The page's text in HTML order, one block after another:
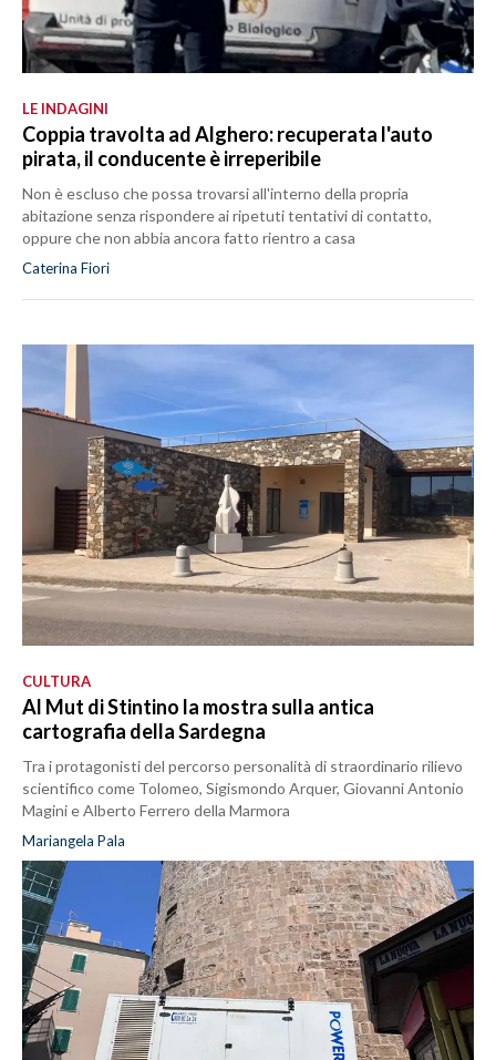
LE INDAGINI
Coppia travolta ad Alghero: recuperata l'auto
pirata, il conducente è irreperibile
Non è escluso che possa trovarsi all'interno della propria
abitazione senza rispondere ai ripetuti tentativi di contatto,
oppure che non abbia ancora fatto rientro a casa
Caterina Fiori
CULTURA
Al Mut di Stintino la mostra sulla antica
cartografia della Sardegna
Tra i protagonisti del percorso personalità di straordinario rilievo
scientifico come Tolomeo, Sigismondo Arquer, Giovanni Antonio
Magini e Alberto Ferrero della Marmora
Mariangela Pala